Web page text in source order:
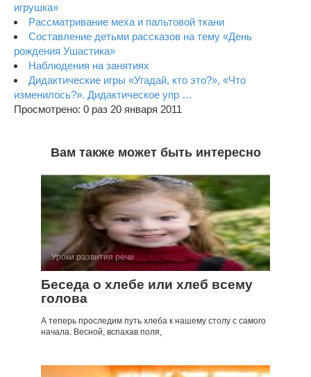
игрушка»
Рассматривание меха и пальтовой ткани
Составление детьми рассказов на тему «День
рождения Ушастика»
Наблюдения на занятиях
Дидактические игры «Угадай, кто это?», «Что
изменилось?». Дидактическое упр …
Просмотрено: 0 раз 20 января 2011
Вам также может быть интересно
Уроки развития речи
Беседа о хлебе или хлеб всему
голова
А теперь проследим путь хлеба к нашему столу с самого
начала. Весной, вспахав поля,